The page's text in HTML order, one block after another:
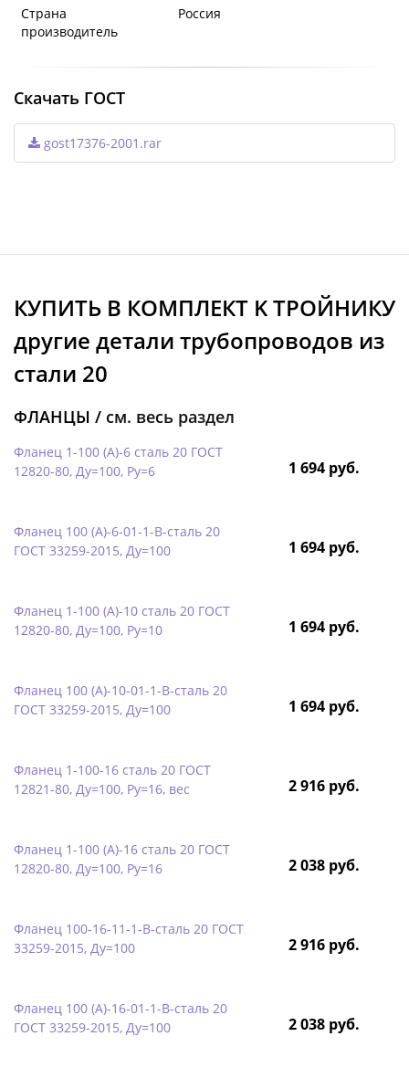
Страна
производитель
Россия
Скачать ГОСТ
gost17376-2001.rar
КУПИТЬ В КОМПЛЕКТ K ТРОЙНИКУ
другие детали трубопроводов из
стали 20
ФЛАНЦЫ / см. весь раздел
Фланец 1-100 (А)-6 сталь 20 ГОСТ
12820-80, Ду=100, Ру=6
1 694 руб.
Фланец 100 (А)-6-01-1-B-сталь 20
ГОСТ 33259-2015, Ду=100
1 694 руб.
Фланец 1-100 (А)-10 сталь 20 ГОСТ
12820-80, Ду=100, Ру=10
1 694 руб.
Фланец 100 (А)-10-01-1-B-сталь 20
ГОСТ 33259-2015, Ду=100
1 694 руб.
Фланец 1-100-16 сталь 20 ГОСТ
12821-80, Ду=100, Ру=16, вес
2 916 руб.
Фланец 1-100 (А)-16 сталь 20 ГОСТ
12820-80, Ду=100, Ру=16
2 038 руб.
Фланец 100-16-11-1-B-сталь 20 ГОСТ
33259-2015, Ду=100
2 916 руб.
Фланец 100 (А)-16-01-1-B-сталь 20
ГОСТ 33259-2015, Ду=100
2 038 руб.